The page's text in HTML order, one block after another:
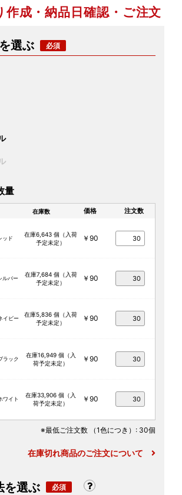
作成・納品日確認・ご注文
選ぶ
量
在庫数 価格 注文数
ッド
在庫6,643 個（入荷
予定未定）
￥90
ルバー
在庫7,684 個（入荷
予定未定）
￥90
イビー
在庫5,836 個（入荷
予定未定）
￥90
ラック
在庫16,949 個（入
荷予定未定）
￥90
ワイト
在庫33,906 個（入
荷予定未定）
￥90
※最低ご注文数 （1色につき） : 30個
在庫切れ商品のご注文について
を選ぶ